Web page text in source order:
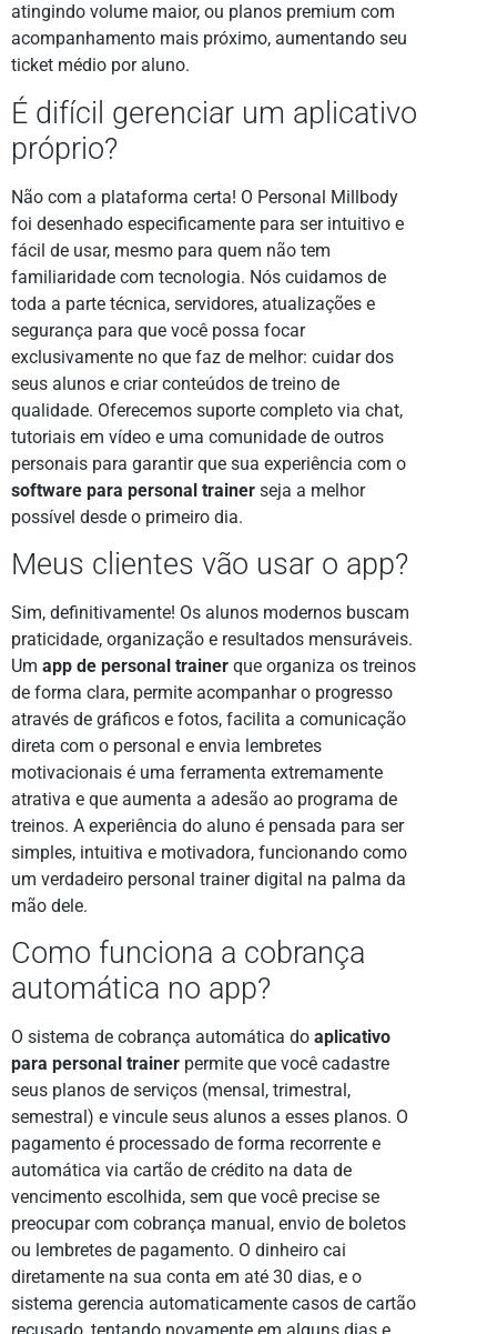
atingindo volume maior, ou planos premium com
acompanhamento mais próximo, aumentando seu
ticket médio por aluno.
É difícil gerenciar um aplicativo
próprio?
Não com a plataforma certa! O Personal Millbody
foi desenhado especificamente para ser intuitivo e
fácil de usar, mesmo para quem não tem
familiaridade com tecnologia. Nós cuidamos de
toda a parte técnica, servidores, atualizações e
segurança para que você possa focar
exclusivamente no que faz de melhor: cuidar dos
seus alunos e criar conteúdos de treino de
qualidade. Oferecemos suporte completo via chat,
tutoriais em vídeo e uma comunidade de outros
personais para garantir que sua experiência com o
software para personal trainer seja a melhor
possível desde o primeiro dia.
Meus clientes vão usar o app?
Sim, definitivamente! Os alunos modernos buscam
praticidade, organização e resultados mensuráveis.
Um app de personal trainer que organiza os treinos
de forma clara, permite acompanhar o progresso
através de gráficos e fotos, facilita a comunicação
direta com o personal e envia lembretes
motivacionais é uma ferramenta extremamente
atrativa e que aumenta a adesão ao programa de
treinos. A experiência do aluno é pensada para ser
simples, intuitiva e motivadora, funcionando como
um verdadeiro personal trainer digital na palma da
mão dele.
Como funciona a cobrança
automática no app?
O sistema de cobrança automática do aplicativo
para personal trainer permite que você cadastre
seus planos de serviços (mensal, trimestral,
semestral) e vincule seus alunos a esses planos. O
pagamento é processado de forma recorrente e
automática via cartão de crédito na data de
vencimento escolhida, sem que você precise se
preocupar com cobrança manual, envio de boletos
ou lembretes de pagamento. O dinheiro cai
diretamente na sua conta em até 30 dias, e o
sistema gerencia automaticamente casos de cartão